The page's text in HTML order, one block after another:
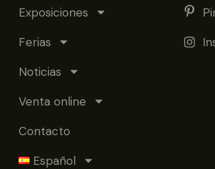
Exposiciones
Ferias
Noticias
Venta online
Contacto
Español